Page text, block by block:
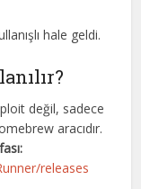
hale geldi.
değil, sadece
aracıdır.
releases